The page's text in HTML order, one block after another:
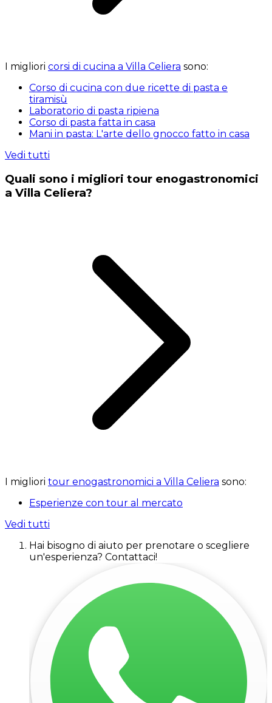
I migliori corsi di cucina a Villa Celiera sono:
Corso di cucina con due ricette di pasta e
tiramisù
Laboratorio di pasta ripiena
Corso di pasta fatta in casa
Mani in pasta: L'arte dello gnocco fatto in casa
Vedi tutti
Quali sono i migliori tour enogastronomici
a Villa Celiera?
I migliori tour enogastronomici a Villa Celiera sono:
Esperienze con tour al mercato
Vedi tutti
Hai bisogno di aiuto per prenotare o scegliere
un'esperienza? Contattaci!